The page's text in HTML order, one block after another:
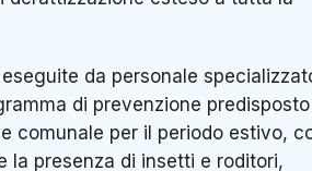
da personale
di prevenzione predisposto
comunale per il periodo estivo,
la presenza di insetti e roditori,